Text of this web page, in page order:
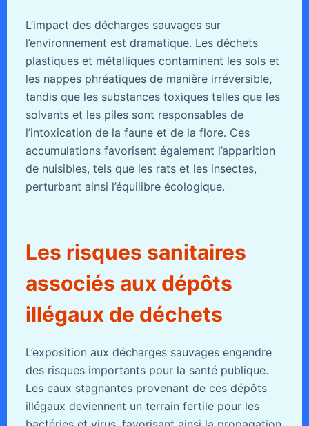
L’impact des décharges sauvages sur
l’environnement est dramatique. Les déchets
plastiques et métalliques contaminent les sols et
les nappes phréatiques de manière irréversible,
tandis que les substances toxiques telles que les
solvants et les piles sont responsables de
l’intoxication de la faune et de la flore. Ces
accumulations favorisent également l’apparition
de nuisibles, tels que les rats et les insectes,
perturbant ainsi l’équilibre écologique.
Les risques sanitaires
associés aux dépôts
illégaux de déchets
L’exposition aux décharges sauvages engendre
des risques importants pour la santé publique.
Les eaux stagnantes provenant de ces dépôts
illégaux deviennent un terrain fertile pour les